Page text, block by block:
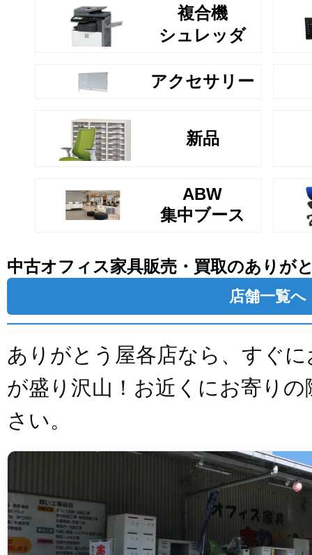
複合機
シュレッダ
アクセサリー
新品
ABW
集中ブース
中古オフィス家具販売・買取のありが
店舗一覧へ
ありがとう屋各店なら、すぐ
が盛り沢山！お近くにお寄り
さい。